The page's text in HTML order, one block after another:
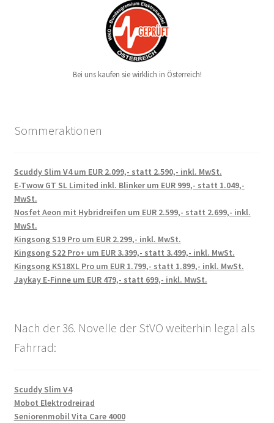
Bei uns kaufen sie wirklich in Österreich!
Sommeraktionen
Scuddy Slim V4 um EUR 2.099,- statt 2.590,- inkl. MwSt.
E-Twow GT SL Limited inkl. Blinker um EUR 999,- statt 1.049,-
MwSt.
Nosfet Aeon mit Hybridreifen um EUR 2.599,- statt 2.699,- inkl.
MwSt.
Kingsong S19 Pro um EUR 2.299,- inkl. MwSt.
Kingsong S22 Pro+ um EUR 3.399,- statt 3.499,- inkl. MwSt.
Kingsong KS18XL Pro um EUR 1.799,- statt 1.899,- inkl. MwSt.
Jaykay E-Finne um EUR 479,- statt 699,- inkl. MwSt.
Nach der 36. Novelle der StVO weiterhin legal als
Fahrrad:
Scuddy Slim V4
Mobot Elektrodreirad
Seniorenmobil Vita Care 4000